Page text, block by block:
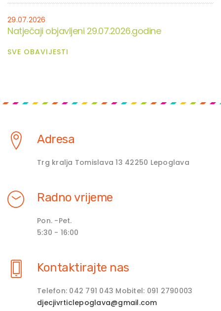
29.07.2026
Natječaji objavljeni 29.07.2026.godine
SVE OBAVIJESTI
Adresa
Trg kralja Tomislava 13 42250 Lepoglava
Radno vrijeme
Pon. -Pet.
5:30 - 16:00
Kontaktirajte nas
Telefon: 042 791 043 Mobitel: 091 2790003
djecjivrticlepoglava@gmail.com